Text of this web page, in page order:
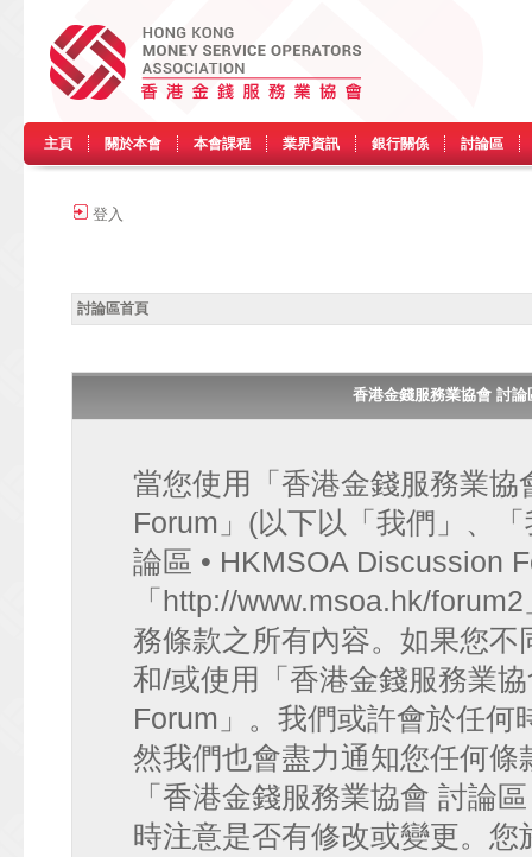
主頁 關於本會 本會課程 業界資訊 銀行關係 討論區
登入
討論區首頁
香港金錢服務業協會 討
當您使用「香港金錢服務業
Forum」(以下以「我們」、
論區 • HKMSOA Discussion
「http://www.msoa.hk/
務條款之所有內容。如果您
和/或使用「香港金錢服務業
Forum」。我們或許會於任何
然我們也會盡力通知您任何
「香港金錢服務業協會 討論
時注意是否有修改或變更。